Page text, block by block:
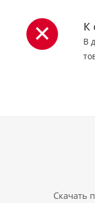
К
В
Скачать